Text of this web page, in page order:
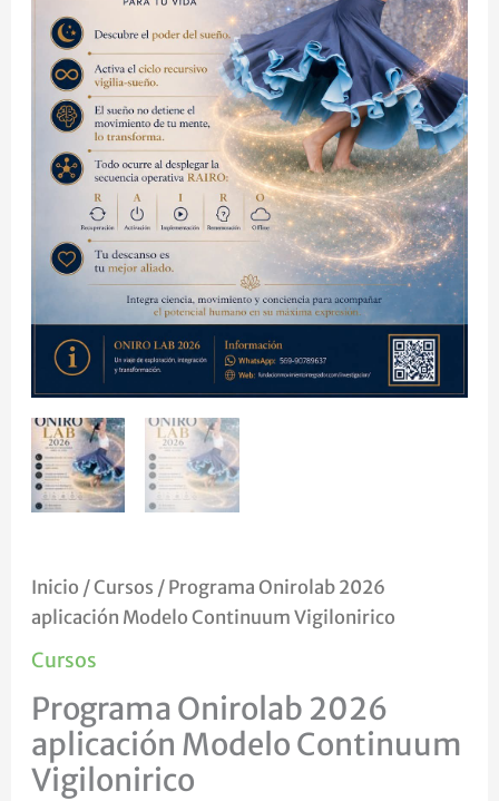
Inicio /Cursos / Programa Onirolab 2026
aplicación Modelo Continuum Vigilonirico
Cursos
Programa Onirolab 2026
aplicación Modelo Continuum
Vigilonirico